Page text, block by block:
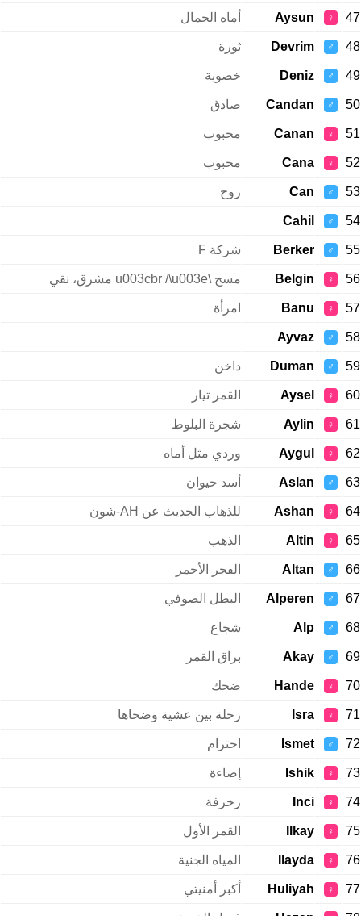
47
♀
Aysun أماه الجمال
48
♂
Devrim ثورة
49
♂
Deniz خصوبة
50
♂
Candan صادق
51
♀
Canan محبوب
52
♀
Cana محبوب
53
♂
Can روح
54
♂
Cahil
55
♂
Berker شركة F
56
♀
Belgin مسح \u003cbr /\u003e مشرق، نقي
57
♀
Banu امرأة
58
♂
Ayvaz
59
♂
Duman داخن
60
♀
Aysel القمر تيار
61
♀
Aylin شجرة البلوط
62
♀
Aygul وردي مثل أماه
63
♂
Aslan أسد حيوان
64
♀
Ashan للذهاب الحديث عن AH-شون
65
♀
Altin الذهب
66
♂
Altan الفجر الأحمر
67
♂
Alperen البطل الصوفي
68
♂
Alp شجاع
69
♂
Akay براق القمر
70
♀
Hande ضحك
71
♀
Isra رحلة بين عشية وضحاها
72
♂
Ismet احترام
73
♀
Ishik إضاءة
74
♀
Inci زخرفة
75
♀
Ilkay القمر الأول
76
♀
Ilayda المياه الجنية
77
♀
Huliyah أكبر أمنيتي